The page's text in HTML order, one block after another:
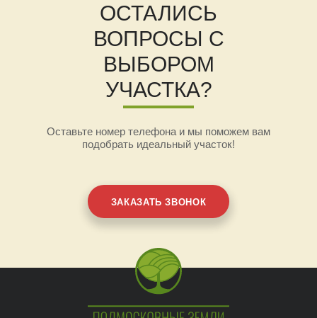
ОСТАЛИСЬ
ВОПРОСЫ С
ВЫБОРОМ
УЧАСТКА?
Оставьте номер телефона и мы поможем вам
подобрать идеальный участок!
ЗАКАЗАТЬ ЗВОНОК